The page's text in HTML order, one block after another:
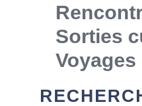
Sorties
Voyages